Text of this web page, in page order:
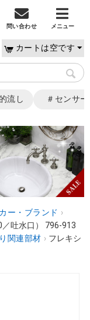
問い合わせ メニュー
カートは空です
流し ＃センサ
ー・ブランド ›
吐水口） 796-913
関連部材 › フレキシ